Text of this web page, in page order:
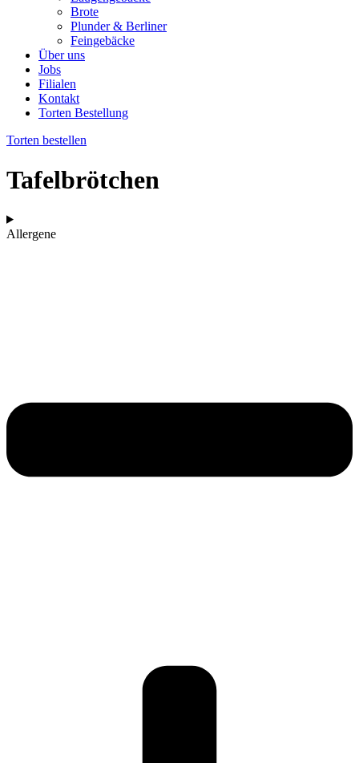
Brote
Plunder & Berliner
Feingebäcke
Über uns
Jobs
Filialen
Kontakt
Torten Bestellung
Torten bestellen
Tafelbrötchen
Allergene